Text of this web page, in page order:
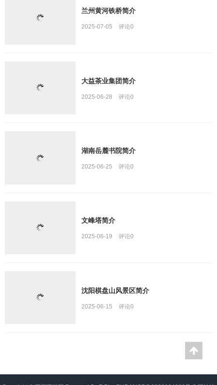
兰州黄河铁桥简介
2025-07-05 评论0
大益茶业集团简介
2025-06-28 评论0
湖南岳麓书院简介
2025-06-25 评论0
文峰塔简介
2025-06-19 评论0
沈阳棋盘山风景区简介
2025-06-15 评论0